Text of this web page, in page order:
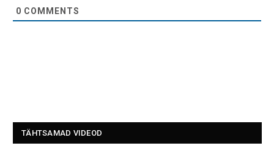
0 COMMENTS
TÄHTSAMAD VIDEOD